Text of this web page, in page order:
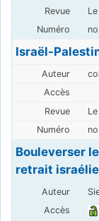
Israël-
Bouleverser
retrait